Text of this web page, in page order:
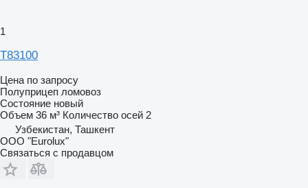
1
T83100
Цена по запросу
Полуприцеп ломовоз
Состояние новый
Объем 36 м³ Количество осей 2
Узбекистан, Ташкент
ООО "Eurolux"
Связаться с продавцом